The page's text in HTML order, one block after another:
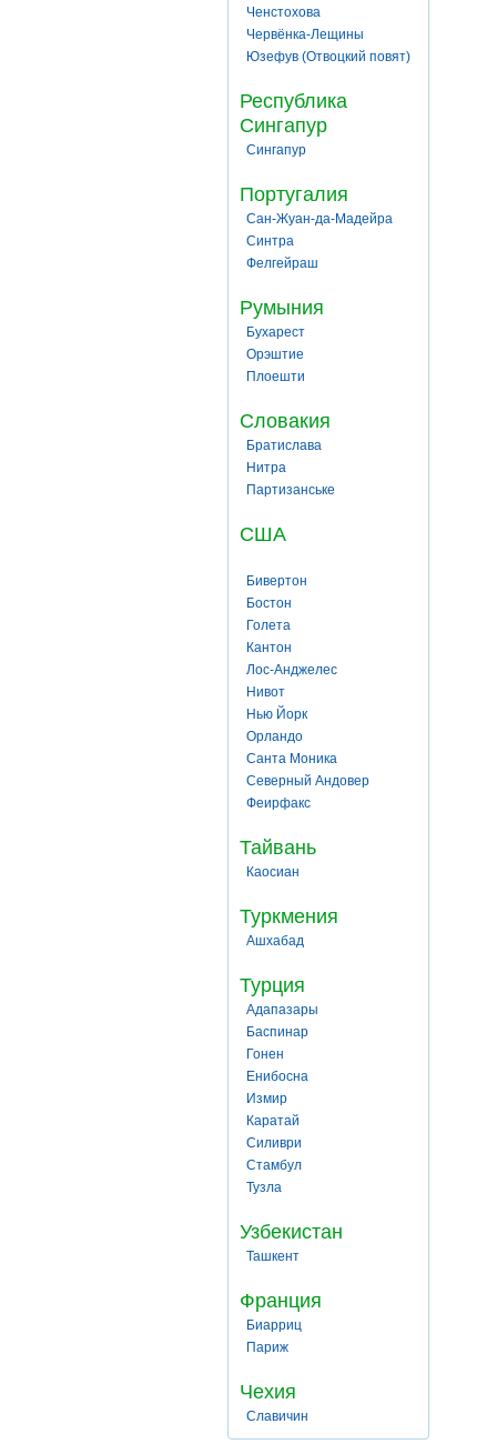
Ченстохова
Червёнка-Лещины
Юзефув (Отвоцкий повят)
Республика
Сингапур
Сингапур
Португалия
Сан-Жуан-да-Мадейра
Синтра
Фелгейраш
Румыния
Бухарест
Орэштие
Плоешти
Словакия
Братислава
Нитра
Партизанське
США
Бивертон
Бостон
Голета
Кантон
Лос-Анджелес
Нивот
Нью Йорк
Орландо
Санта Моника
Северный Андовер
Феирфакс
Тайвань
Каосиан
Туркмения
Ашхабад
Турция
Адапазары
Баспинар
Гонен
Енибосна
Измир
Каратай
Силиври
Стамбул
Тузла
Узбекистан
Ташкент
Франция
Биарриц
Париж
Чехия
Славичин